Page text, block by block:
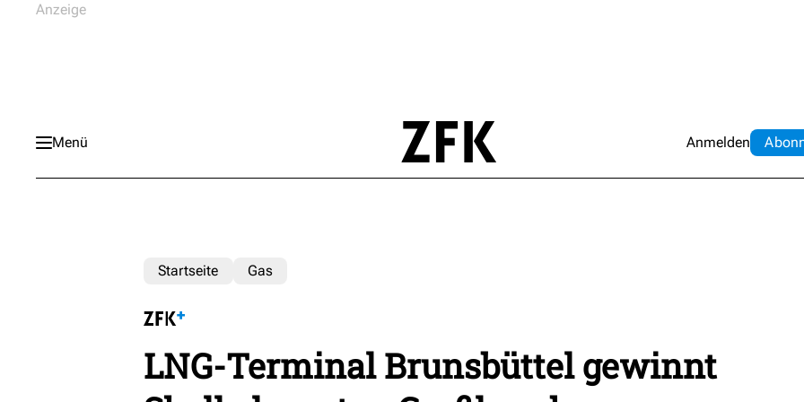
Menü Anmelden Abo
Startseite Gas
LNG-Terminal Brunsbüttel gewinnt